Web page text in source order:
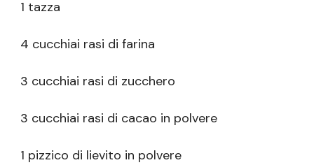
1 tazza
4 cucchiai rasi di farina
3 cucchiai rasi di zucchero
3 cucchiai rasi di cacao in polvere
1 pizzico di lievito in polvere